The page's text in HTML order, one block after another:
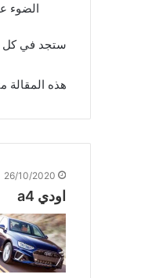
الضوء
ستجد في كل
هذه المقالة
26/10/2020
اودي a4